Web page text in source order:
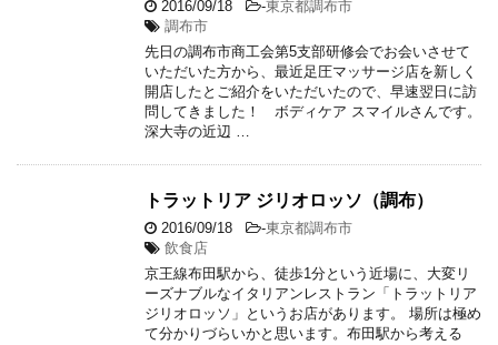
2016/09/18 -東京都調布市
調布市
先日の調布市商工会第5支部研修会でお会いさせて
いただいた方から、最近足圧マッサージ店を新しく
開店したとご紹介をいただいたので、早速翌日に訪
問してきました！ ボディケア スマイルさんです。
深大寺の近辺 …
トラットリア ジリオロッソ（調布）
2016/09/18 -東京都調布市
飲食店
京王線布田駅から、徒歩1分という近場に、大変リ
ーズナブルなイタリアンレストラン「トラットリア
ジリオロッソ」というお店があります。 場所は極め
て分かりづらいかと思います。布田駅から考える